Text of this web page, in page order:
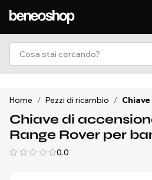
Home / Pezzi di ricambio /
Chiave di
Range Rover per
0.0